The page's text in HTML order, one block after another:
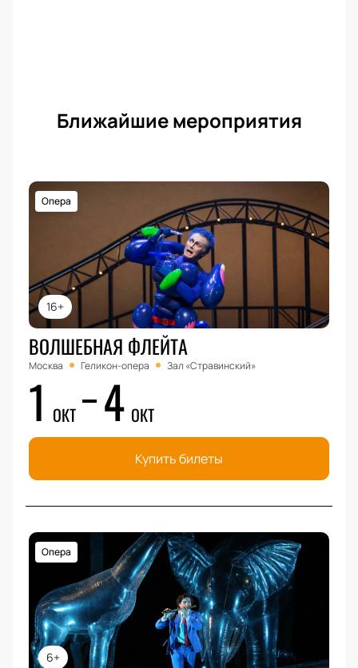
Ближайшие мероприятия
16+
Опера
ВОЛШЕБНАЯ ФЛЕЙТА
Москва Геликон-опера Зал «Стравинский»
1 ОКТ 4 ОКТ
Купить билеты
6+
Опера